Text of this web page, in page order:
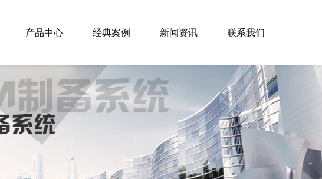
产品中心 经典案例 新闻资讯 联系我们